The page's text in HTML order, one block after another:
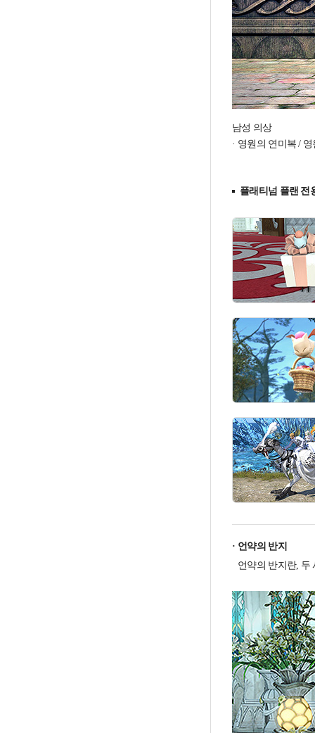
남성 의상
영원의 연미복 /
플래티넘 플랜 전
언약의 반지
언약의 반지란, 두